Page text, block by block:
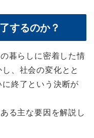
するのか？
暮らしに密着した情
、社会の変化とと
終了という決断が
る主な要因を解説し